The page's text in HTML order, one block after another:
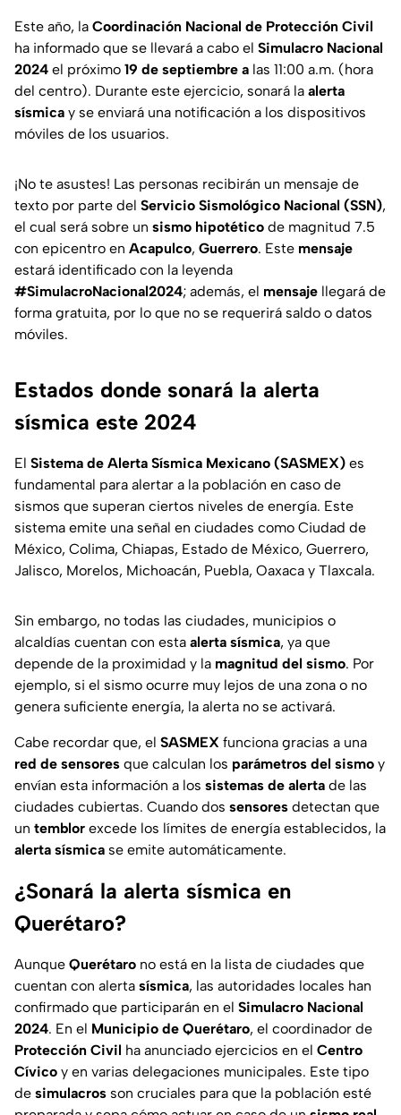
Este año, la Coordinación Nacional de Protección Civil
ha informado que se llevará a cabo el Simulacro Nacional
2024 el próximo 19 de septiembre a las 11:00 a.m. (hora
del centro). Durante este ejercicio, sonará la alerta
sísmica y se enviará una notificación a los dispositivos
móviles de los usuarios.
¡No te asustes! Las personas recibirán un mensaje de
texto por parte del Servicio Sismológico Nacional (SSN),
el cual será sobre un sismo hipotético de magnitud 7.5
con epicentro en Acapulco, Guerrero. Este mensaje
estará identificado con la leyenda
#SimulacroNacional2024; además, el mensaje llegará de
forma gratuita, por lo que no se requerirá saldo o datos
móviles.
Estados donde sonará la alerta
sísmica este 2024
El Sistema de Alerta Sísmica Mexicano (SASMEX) es
fundamental para alertar a la población en caso de
sismos que superan ciertos niveles de energía. Este
sistema emite una señal en ciudades como Ciudad de
México, Colima, Chiapas, Estado de México, Guerrero,
Jalisco, Morelos, Michoacán, Puebla, Oaxaca y Tlaxcala.
Sin embargo, no todas las ciudades, municipios o
alcaldías cuentan con esta alerta sísmica, ya que
depende de la proximidad y la magnitud del sismo. Por
ejemplo, si el sismo ocurre muy lejos de una zona o no
genera suficiente energía, la alerta no se activará.
Cabe recordar que, el SASMEX funciona gracias a una
red de sensores que calculan los parámetros del sismo y
envían esta información a los sistemas de alerta de las
ciudades cubiertas. Cuando dos sensores detectan que
un temblor excede los límites de energía establecidos, la
alerta sísmica se emite automáticamente.
¿Sonará la alerta sísmica en
Querétaro?
Aunque Querétaro no está en la lista de ciudades que
cuentan con alerta sísmica, las autoridades locales han
confirmado que participarán en el Simulacro Nacional
2024. En el Municipio de Querétaro, el coordinador de
Protección Civil ha anunciado ejercicios en el Centro
Cívico y en varias delegaciones municipales. Este tipo
de simulacros son cruciales para que la población esté